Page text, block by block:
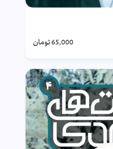
65,000تومان